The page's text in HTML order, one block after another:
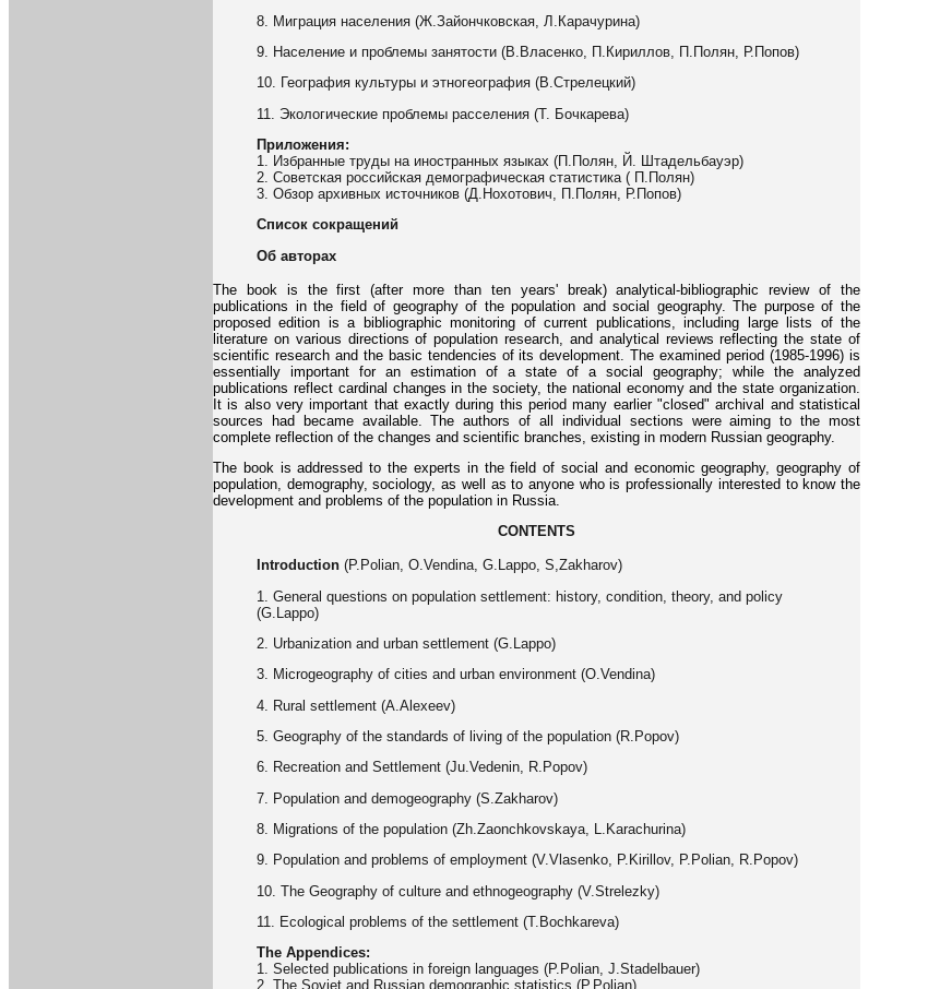
8. Миграция населения (Ж.Зайончковская, Л.Карачурина)
9. Население и проблемы занятости (В.Власенко, П.Кириллов, П.Полян, Р.Попов)
10. География культуры и этногеография (В.Стрелецкий)
11. Экологические проблемы расселения (Т. Бочкарева)
Приложения:
1. Избранные труды на иностранных языках (П.Полян, Й. Штадельбауэр)
2. Советская российская демографическая статистика ( П.Полян)
3. Обзор архивных источников (Д.Нохотович, П.Полян, Р.Попов)
Список сокращений
Об авторах
The book is the first (after more than ten years' break) analytical-bibliographic review of the
publications in the field of geography of the population and social geography. The purpose of the
proposed edition is a bibliographic monitoring of current publications, including large lists of the
literature on various directions of population research, and analytical reviews reflecting the state of
scientific research and the basic tendencies of its development. The examined period (1985-1996) is
essentially important for an estimation of a state of a social geography; while the analyzed
publications reflect cardinal changes in the society, the national economy and the state organization.
It is also very important that exactly during this period many earlier "closed" archival and statistical
sources had became available. The authors of all individual sections were aiming to the most
complete reflection of the changes and scientific branches, existing in modern Russian geography.
The book is addressed to the experts in the field of social and economic geography, geography of
population, demography, sociology, as well as to anyone who is professionally interested to know the
development and problems of the population in Russia.
CONTENTS
Introduction (P.Polian, O.Vendina, G.Lappo, S,Zakharov)
1. General questions on population settlement: history, condition, theory, and policy
(G.Lappo)
2. Urbanization and urban settlement (G.Lappo)
3. Microgeography of cities and urban environment (O.Vendina)
4. Rural settlement (A.Alexeev)
5. Geography of the standards of living of the population (R.Popov)
6. Recreation and Settlement (Ju.Vedenin, R.Popov)
7. Population and demogeography (S.Zakharov)
8. Migrations of the population (Zh.Zaonchkovskaya, L.Karachurina)
9. Population and problems of employment (V.Vlasenko, P.Kirillov, P.Polian, R.Popov)
10. The Geography of culture and ethnogeography (V.Strelezky)
11. Ecological problems of the settlement (T.Bochkareva)
The Appendices:
1. Selected publications in foreign languages (P.Polian, J.Stadelbauer)
2. The Soviet and Russian demographic statistics (P.Polian)